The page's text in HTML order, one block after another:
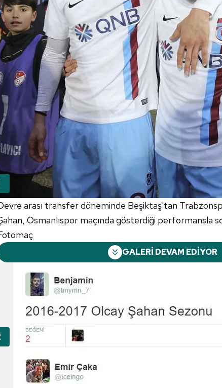
arası transfer döneminde Beşiktaş'tan
Osmanlıspor maçında gösterdiği performansla
GALERİ DEVAM EDİYOR